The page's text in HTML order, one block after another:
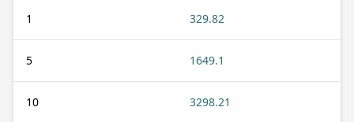
1 329.82
5 1649.1
10 3298.21